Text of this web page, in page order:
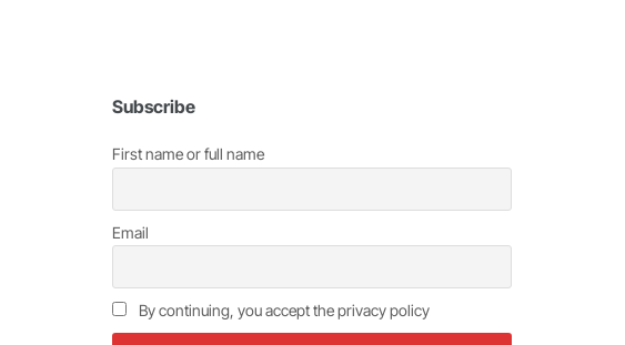
Subscribe
First name or full name
Email
By continuing, you accept the privacy policy